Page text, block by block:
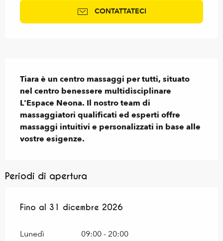
CONTATTATECI
Tiara è un centro massaggi per tutti, situato
nel centro benessere multidisciplinare
L'Espace Neona. Il nostro team di
massaggiatori qualificati ed esperti offre
massaggi intuitivi e personalizzati in base alle
vostre esigenze.
Periodi di apertura
Dal2 gennaio 2026 al31 dicembre 2026
Fino al 31 dicembre 2026
Lunedì 09:00 - 20:00